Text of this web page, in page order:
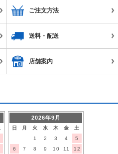
ご注文方法
送料・配送
店舗案内
2026年9月
日 月 火 水 木 金
土
1
2 3 4
5
6
7 8 9 10 11
12